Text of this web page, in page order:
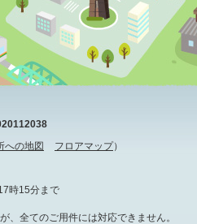
への地図 フロアマップ）
時15分まで
、全てのご用件には対応できません。